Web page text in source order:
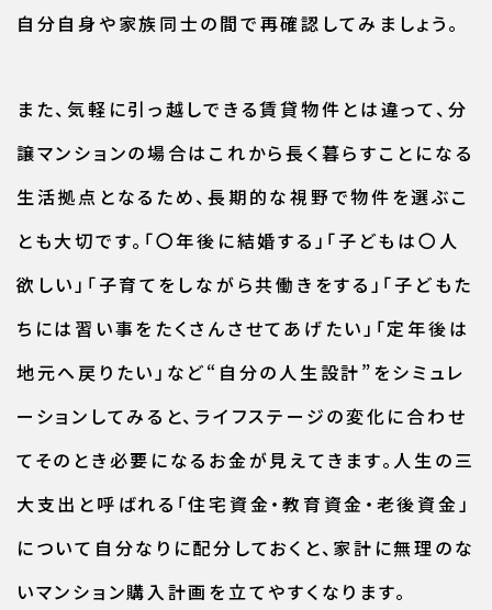
自分自身や家族同士の間で再確認してみましょう。
また、気軽に引っ越しできる賃貸物件とは違って、分
譲マンションの場合はこれから長く暮らすことになる
生活拠点となるため、長期的な視野で物件を選ぶこ
とも大切です。「〇年後に結婚する」「子どもは〇人
欲しい」「子育てをしながら共働きをする」「子どもた
ちには習い事をたくさんさせてあげたい」「定年後は
地元へ戻りたい」など“自分の人生設計”をシミュレ
ーションしてみると、ライフステージの変化に合わせ
てそのとき必要になるお金が見えてきます。人生の三
大支出と呼ばれる「住宅資金・教育資金・老後資金」
について自分なりに配分しておくと、家計に無理のな
いマンション購入計画を立てやすくなります。